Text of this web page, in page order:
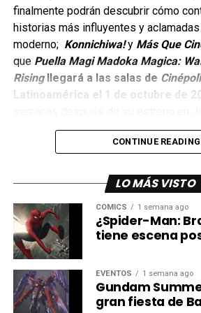
Y celebrará el 35.º aniversario del
algunas de las animaciones más
generaciones.
Actualmente, el episodio se
Chicken
Creados por Seth Green y Matthew
por Stoopid Buddy Studios, los
Robot Chicken fueron anunciados
Internacional de Cine de Animación de
Mientras llega su estreno, las once
serie ya están disponibles en HBO
finalmente podrán descubrir cómo
historias más influyentes y
moderno; Konnichiwa!y Más Que
que Puella Magi Madoka Magica:
Rising llegará a las salas de
Latinoamérica el 1 de octubre de
CONTINUE READING
LO MÁS VISTO
CÓMICS 1 semana ago
¿Spider-Man:
tiene escena
EVENTOS 1 semana ago
Gundam
gran fiesta de